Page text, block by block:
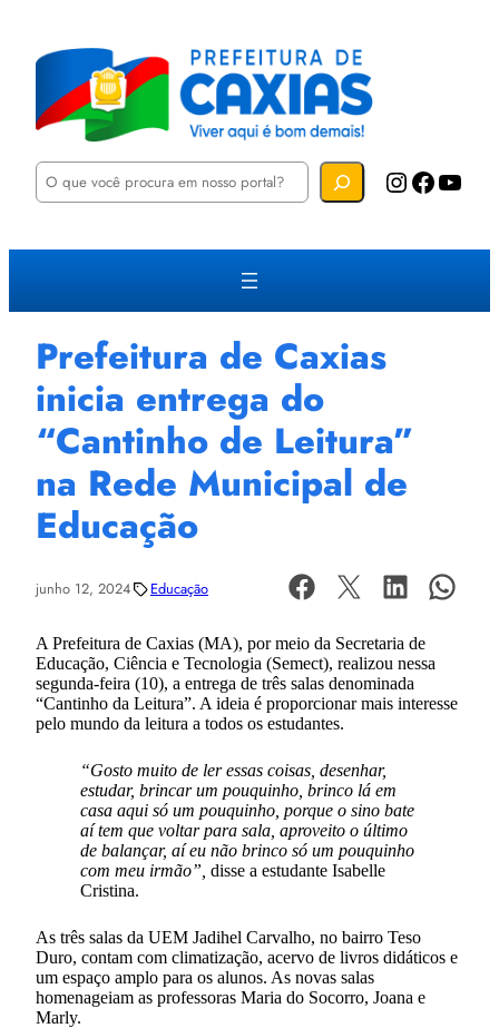
P
u
a
Instagram Facebook YouTube
Prefeitura de Caxias
inicia entrega do
“Cantinho de Leitura”
na Rede Municipal de
Educação
junho 12, 2024 Educação
A Prefeitura de Caxias (MA), por meio da Secretaria de
Educação, Ciência e Tecnologia (Semect), realizou nessa
segunda-feira (10), a entrega de três salas denominada
“Cantinho da Leitura”. A ideia é proporcionar mais interesse
pelo mundo da leitura a todos os estudantes.
“Gosto muito de ler essas coisas, desenhar,
estudar, brincar um pouquinho, brinco lá em
casa aqui só um pouquinho, porque o sino bate
aí tem que voltar para sala, aproveito o último
de balançar, aí eu não brinco só um pouquinho
com meu irmão”, disse a estudante Isabelle
Cristina.
As três salas da UEM Jadihel Carvalho, no bairro Teso
Duro, contam com climatização, acervo de livros didáticos e
um espaço amplo para os alunos. As novas salas
homenageiam as professoras Maria do Socorro, Joana e
Marly.